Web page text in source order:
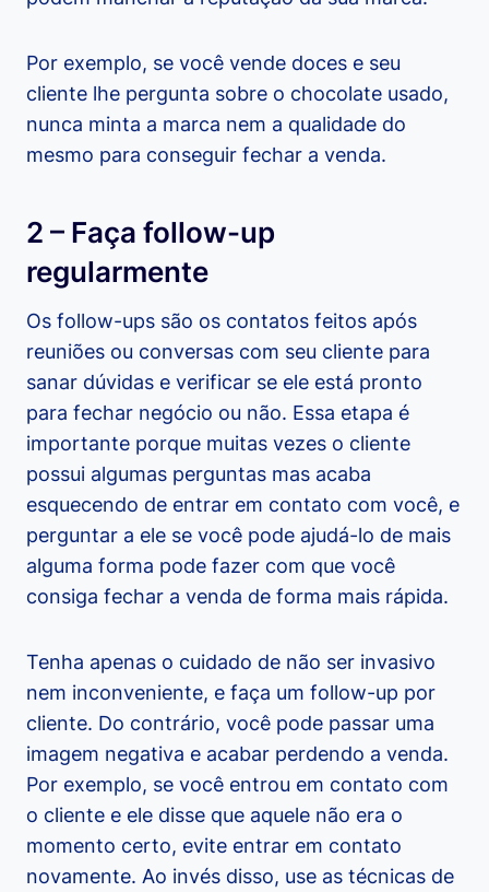
Por exemplo, se você vende doces e seu
cliente lhe pergunta sobre o chocolate usado,
nunca minta a marca nem a qualidade do
mesmo para conseguir fechar a venda.
2 – Faça follow-up
regularmente
Os follow-ups são os contatos feitos após
reuniões ou conversas com seu cliente para
sanar dúvidas e verificar se ele está pronto
para fechar negócio ou não. Essa etapa é
importante porque muitas vezes o cliente
possui algumas perguntas mas acaba
esquecendo de entrar em contato com você, e
perguntar a ele se você pode ajudá-lo de mais
alguma forma pode fazer com que você
consiga fechar a venda de forma mais rápida.
Tenha apenas o cuidado de não ser invasivo
nem inconveniente, e faça um follow-up por
cliente. Do contrário, você pode passar uma
imagem negativa e acabar perdendo a venda.
Por exemplo, se você entrou em contato com
o cliente e ele disse que aquele não era o
momento certo, evite entrar em contato
novamente. Ao invés disso, use as técnicas de